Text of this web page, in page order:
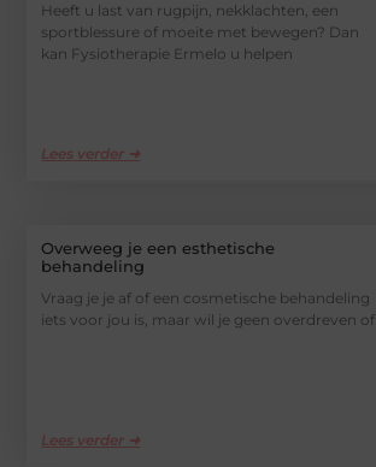
Heeft u last van rugpijn, nekklachten, een
sportblessure of moeite met bewegen? Dan
kan Fysiotherapie Ermelo u helpen
Lees verder ➜
Overweeg je een esthetische
behandeling
Vraag je je af of een cosmetische behandeling
iets voor jou is, maar wil je geen overdreven of
Lees verder ➜